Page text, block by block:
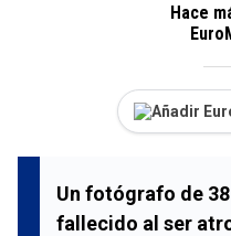
Hace
Añadir
Un fotógrafo de
fallecido al ser